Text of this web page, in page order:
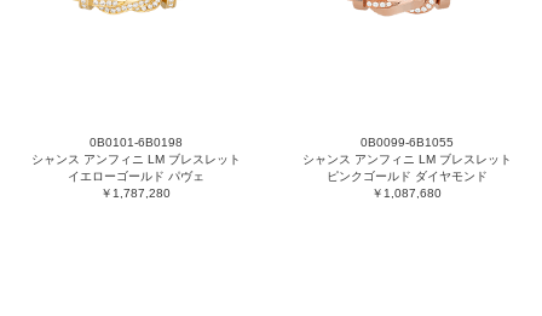
0B0101-6B0198
シャンス アンフィニ LM ブレスレット
イエローゴールド パヴェ
￥1,787,280
0B0099-6B1055
シャンス アンフィニ LM ブレスレット
ピンクゴールド ダイヤモンド
￥1,087,680